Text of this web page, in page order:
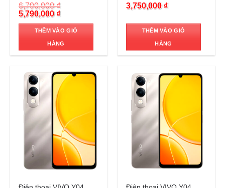
6,790,000₫
Original
price
was:
5,790,000 ₫Current
price
is:
THÊM VÀO GIỎ
HÀNG
3,750,000 ₫
THÊM VÀO GIỎ
HÀNG
Trả góp 0% Trả góp 0%